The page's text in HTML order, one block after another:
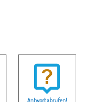
Antwort abrufen!